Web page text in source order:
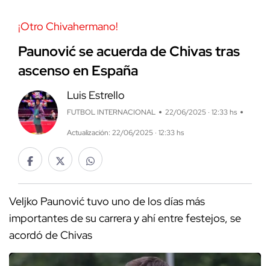
¡Otro Chivahermano!
Paunović se acuerda de Chivas tras
ascenso en España
Luis Estrello
FUTBOL INTERNACIONAL 22/06/2025 · 12:33 hs
Actualización: 22/06/2025 · 12:33 hs
Veljko Paunović tuvo uno de los días más
importantes de su carrera y ahí entre festejos, se
acordó de Chivas